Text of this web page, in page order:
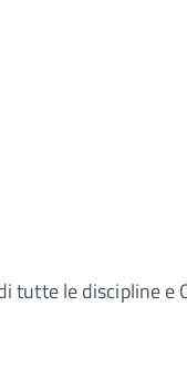
tutte le discipline e